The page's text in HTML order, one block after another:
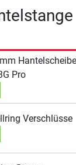
Hantelscheibe
Pro
Verschlüsse